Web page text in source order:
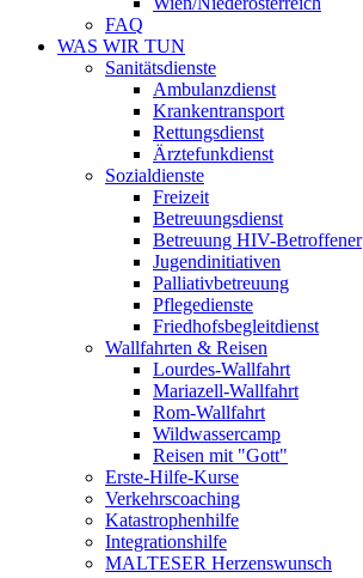
FAQ
WAS WIR TUN
Sanitätsdienste
Ambulanzdienst
Krankentransport
Rettungsdienst
Ärztefunkdienst
Sozialdienste
Freizeit
Betreuungsdienst
Betreuung HIV-Betroffener
Jugendinitiativen
Palliativbetreuung
Pflegedienste
Friedhofsbegleitdienst
Wallfahrten & Reisen
Lourdes-Wallfahrt
Mariazell-Wallfahrt
Rom-Wallfahrt
Wildwassercamp
Reisen mit "Gott"
Erste-Hilfe-Kurse
Verkehrscoaching
Katastrophenhilfe
Integrationshilfe
MALTESER Herzenswunsch